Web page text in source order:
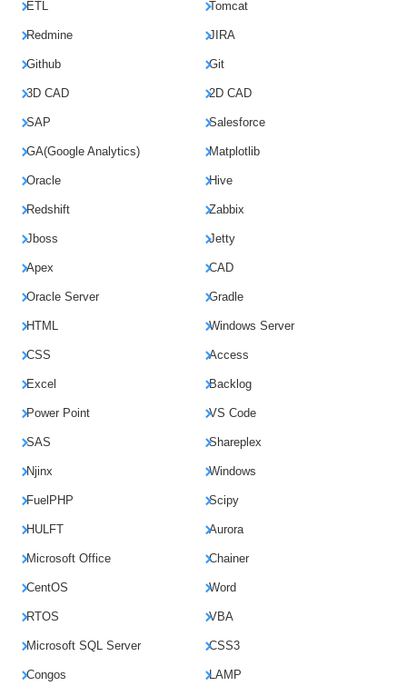
ETL Tomcat
Redmine JIRA
Github Git
3D CAD 2D CAD
SAP Salesforce
GA(Google Analytics) Matplotlib
Oracle Hive
Redshift Zabbix
Jboss Jetty
Apex CAD
Oracle Server Gradle
HTML Windows Server
CSS Access
Excel Backlog
Power Point VS Code
SAS Shareplex
Njinx Windows
FuelPHP Scipy
HULFT Aurora
Microsoft Office Chainer
CentOS Word
RTOS VBA
Microsoft SQL Server CSS3
Congos LAMP